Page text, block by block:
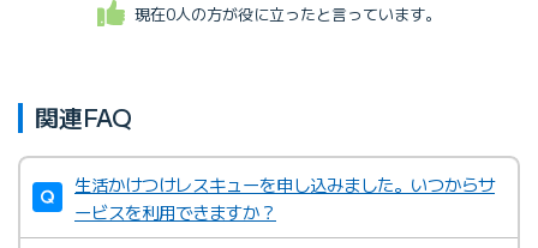
現在0人の方が役に立ったと言っています。
関連FAQ
生活かけつけレスキューを申し込みました。いつからサ
ービスを利用できますか？